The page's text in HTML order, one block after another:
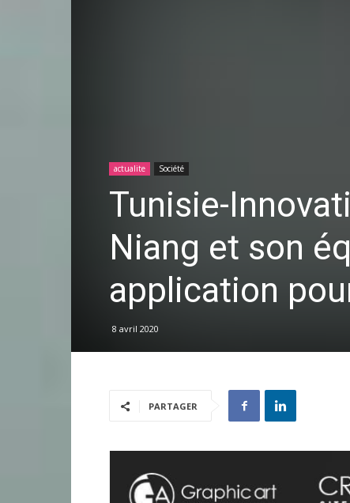
actualite Société
Tunisie-
Niang et son
application
8 avril 2020
PARTAGER